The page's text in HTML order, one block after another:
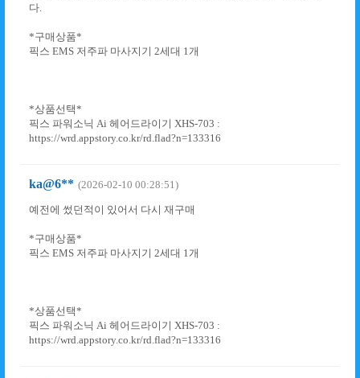
다.
*구매상품*
픽스 EMS 저주파 마사지기 2세대 1개
*상품선택*
픽스 파워소닉 Ai 헤어드라이기 XHS-703 :
https://wrd.appstory.co.kr/rd.flad?n=133316
ka@6** (2026-02-10 00:28:51)
예전에 썼던적이 있어서 다시 재구매
*구매상품*
픽스 EMS 저주파 마사지기 2세대 1개
*상품선택*
픽스 파워소닉 Ai 헤어드라이기 XHS-703 :
https://wrd.appstory.co.kr/rd.flad?n=133316